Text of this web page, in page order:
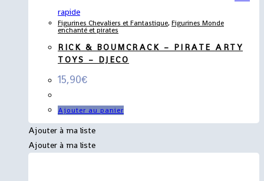
rapide
Figurines Chevaliers et Fantastique,Figurines Monde
enchanté et pirates
RICK & BOUMCRACK – PIRATE ARTY
TOYS – DJECO
15,90€
Ajouter au panier
Ajouter à ma liste
Ajouter à ma liste